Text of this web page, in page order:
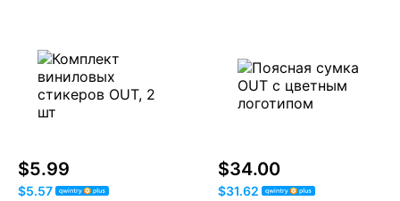
$5.99
$5.57
$34.00
$31.62